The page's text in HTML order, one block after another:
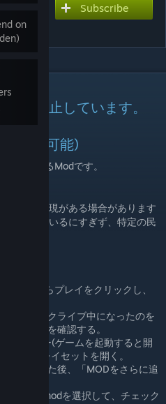
on
Subscribe
を停止しています。
績解除可能)
語化するModです。
ィブな表現がある場合があります
尊重しているにすぎず、特定の民
チャーからプレイをクリックし、
、サブスクライブ中になったのを
われるのを確認する。
ランチャー(ゲームを起動すると開
からプレイセットを開く。
を選択した後、「MODをさらに追
modを選択して、チェック